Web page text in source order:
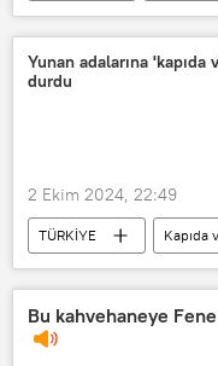
açıklama
Yunan adalarına 'kapıda
durdu
2 Ekim 2024, 22:49
TÜRKİYE
Kapıda
Yunanistan
Türkiye-Yunanistan İlişkileri
Tatil
Bu kahvehaneye